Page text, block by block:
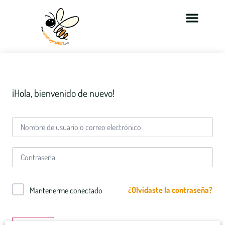
¡Hola, bienvenido de nuevo!
Mantenerme conectado ¿Olvidaste la contraseña?